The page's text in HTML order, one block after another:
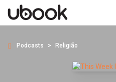
Podcasts Religião